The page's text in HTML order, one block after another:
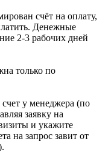
счёт на оплату,
Денежные
2-3 рабочих дней
только по
у менеджера (по
заявку на
и укажите
на запрос завит от